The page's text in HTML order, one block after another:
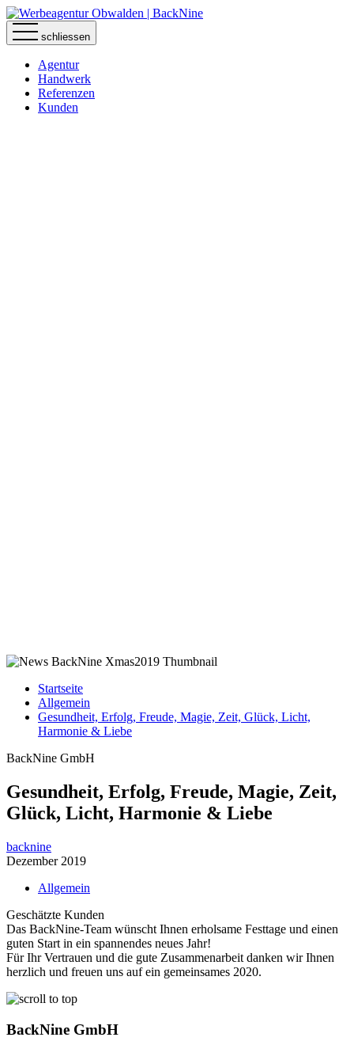
schliessen
Agentur
Handwerk
Referenzen
Kunden
Startseite
Allgemein
Gesundheit, Erfolg, Freude, Magie, Zeit, Glück, Licht,
Harmonie & Liebe
BackNine GmbH
Gesundheit, Erfolg, Freude, Magie, Zeit,
Glück, Licht, Harmonie & Liebe
backnine
Dezember 2019
Allgemein
Geschätzte Kunden
Das BackNine-Team wünscht Ihnen erholsame Festtage und einen
guten Start in ein spannendes neues Jahr!
Für Ihr Vertrauen und die gute Zusammenarbeit danken wir Ihnen
herzlich und freuen uns auf ein gemeinsames 2020.
BackNine GmbH